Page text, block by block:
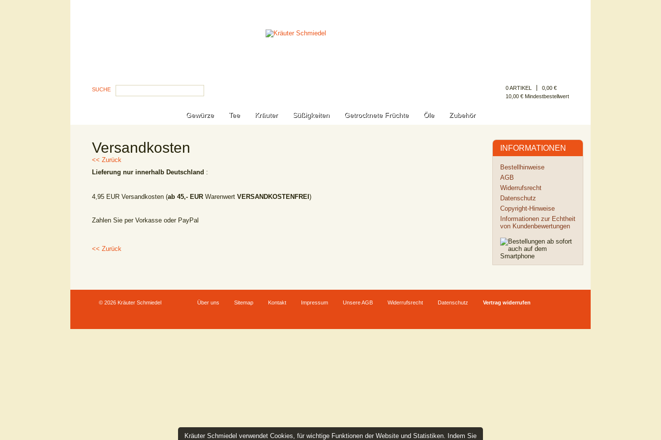
Kräuter Schmiedel verwendet Cookies, für wichtige Funktionen der Website und Statistiken. Indem Sie
SUCHE 0 ARTIKEL
0,00 €
10,00 € Mindestbestellwert
Gewürze Tee Kräuter Süßigkeiten Getrocknete Früchte Öle Zubehör
INFORMATIONEN
Bestellhinweise
AGB
Widerrufsrecht
Datenschutz
Copyright-Hinweise
Informationen zur Echtheit
von Kundenbewertungen
Versandkosten
<< Zurück
Lieferung nur innerhalb Deutschland :
4,95 EUR Versandkosten (ab 45,- EUR Warenwert VERSANDKOSTENFREI )
Zahlen Sie per Vorkasse oder PayPal
<< Zurück
© 2026 Kräuter Schmiedel Über uns Sitemap Kontakt Impressum Unsere AGB Widerrufsrecht Datenschutz Vertrag widerrufen